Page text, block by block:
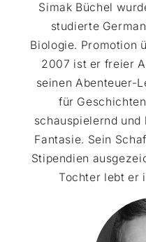
Simak Büchel
studierte
Biologie. Promotion
2007 ist er freier
seinen Abenteuer-
für
schauspielernd und
Fantasie. Sein
Stipendien
Tochter lebt er